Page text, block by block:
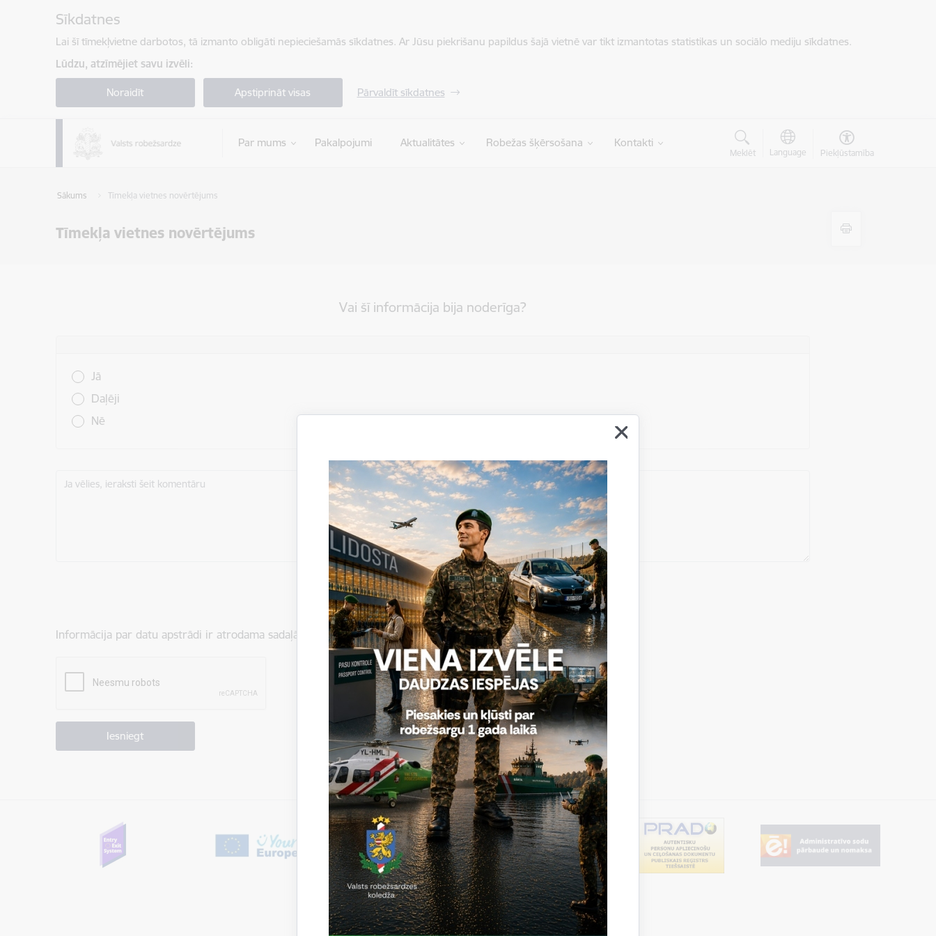
Sīkdatnes
Lai šī tīmekļvietne darbotos, tā izmanto obligāti nepieciešamās sīkdatnes. Ar Jūsu piekrišanu papildus šajā vietnē var tikt izmantotas statistikas un sociālo mediju sīkdatnes.
Lūdzu, atzīmējiet savu izvēli:
Noraidīt Apstiprināt visas Pārvaldīt sīkdatnes
Par mums Pakalpojumi Aktualitātes Robežas šķērsošana Kontakti
Meklēt Language Piekļūstamība
Sākums Tīmekļa vietnes novērtējums
Tīmekļa vietnes novērtējums
Vai šī informācija bija noderīga?
Jā
Daļēji
Nē
Ja vēlies, ieraksti šeit komentāru
Vēlos atstāt savu e-pastu saziņai
Informācija par datu apstrādi ir atrodama sadaļā: Privātuma politika
Vai šī informācija bija noderīga?